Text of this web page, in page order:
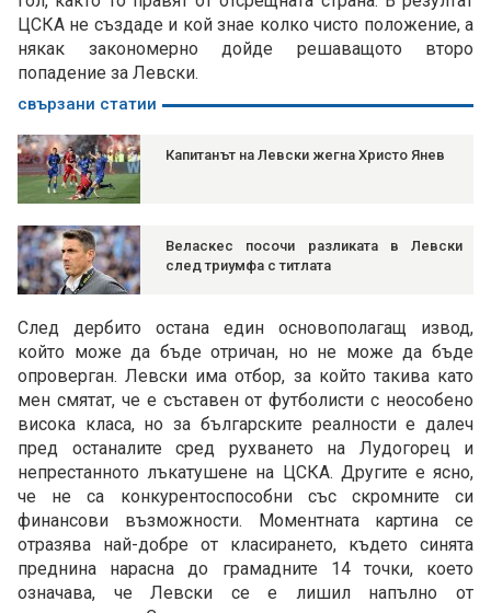
ЦСКА не създаде и кой знае колко чисто положение, а
някак закономерно дойде решаващото второ
попадение за Левски.
свързани статии
Капитанът на Левски жегна Христо Янев
Веласкес посочи разликата в Левски
след триумфа с титлата
След дербито остана един основополагащ извод,
който може да бъде отричан, но не може да бъде
опроверган. Левски има отбор, за който такива като
мен смятат, че е съставен от футболисти с неособено
висока класа, но за българските реалности е далеч
пред останалите сред рухването на Лудогорец и
непрестанното лъкатушене на ЦСКА. Другите е ясно,
че не са конкурентоспособни със скромните си
финансови възможности. Моментната картина се
отразява най-добре от класирането, където синята
преднина нарасна до грамадните 14 точки, което
означава, че Левски се е лишил напълно от